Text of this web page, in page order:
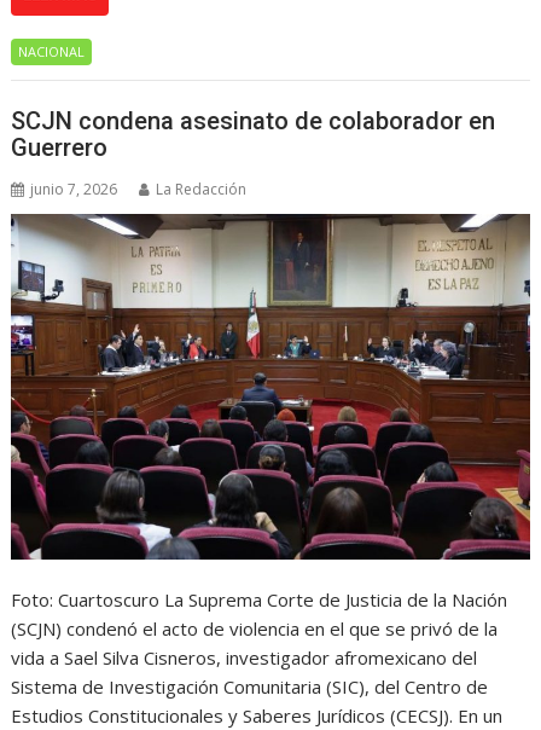
NACIONAL
SCJN condena asesinato de colaborador en
Guerrero
junio 7, 2026 La Redacción
Foto: Cuartoscuro La Suprema Corte de Justicia de la Nación
(SCJN) condenó el acto de violencia en el que se privó de la
vida a Sael Silva Cisneros, investigador afromexicano del
Sistema de Investigación Comunitaria (SIC), del Centro de
Estudios Constitucionales y Saberes Jurídicos (CECSJ). En un